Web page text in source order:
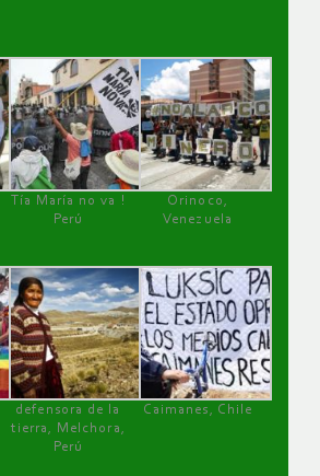
Tía María no va !
Perú
Orinoco,
Venezuela
defensora de la
tierra, Melchora,
Perú
Caimanes, Chile